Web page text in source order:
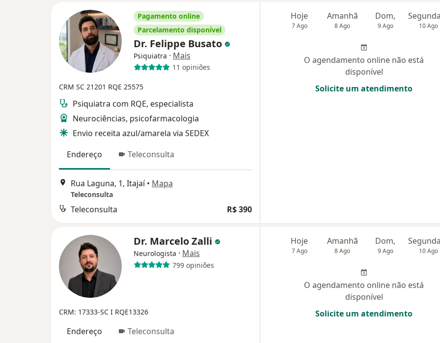
Pagamento online
Parcelamento disponível
Dr. Felippe Busato
Psiquiatra · Mais
11 opiniões
CRM SC 21201 RQE 25575
Psiquiatra com RQE, especialista
Neurociências, psicofarmacologia
Envio receita azul/amarela via SEDEX
Endereço
Teleconsulta
Rua Laguna, 1, Itajaí • Mapa
Teleconsulta
Teleconsulta R$ 390
Hoje
7 Ago
Amanhã
8 Ago
Dom,
9 Ago 10 Ago
O agendamento online não está
disponível
Solicite um atendimento
Dr. Marcelo Zalli
Neurologista · Mais
799 opiniões
CRM: 17333-SC I RQE13326
Endereço Teleconsulta
Hoje
7 Ago
Amanhã
8 Ago
Dom,
9 Ago 10 Ago
O agendamento online não está
disponível
Solicite um atendimento